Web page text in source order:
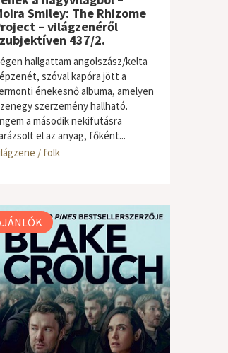
Smiley: The Rhizome
– világzenéről
437/2.
hallgattam angolszász/kelta
szóval kapóra jött a
énekesnő albuma, amelyen
szerzemény hallható.
a második nekifutásra
el az anyag, főként...
/ folk